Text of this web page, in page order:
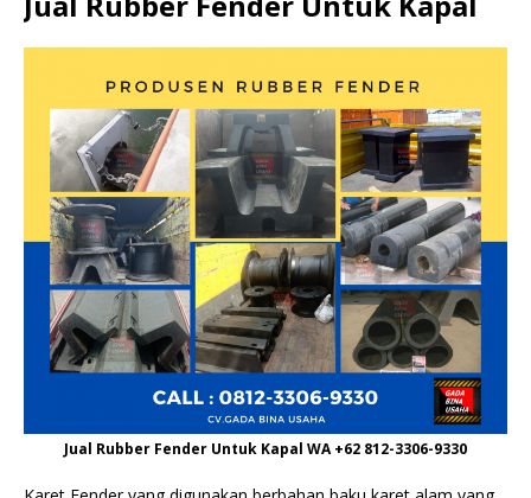
Jual Rubber Fender Untuk Kapal WA +62 812-3306-9330